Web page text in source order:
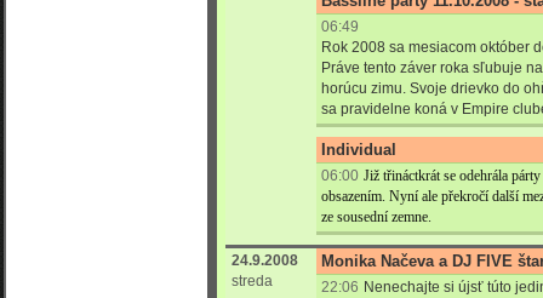
06:49
Rok 2008 sa mesiacom október
Práve tento záver roka sľubuje
horúcu zimu. Svoje drievko do
sa pravidelne koná v Empire
Individual
06:00 Již třináctkrát se odehrála
obsazením. Nyní ale překročí další
ze sousední zemne.
24.9.2008
streda
Monika Načeva a DJ FIVE
22:06 Nenechajte si újsť túto